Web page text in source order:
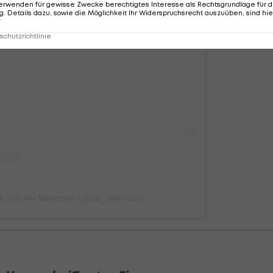
Beitrag auf Instagram an
für gewisse Zwecke berechtigtes Interesse als Rechtsgrundlage für
Details dazu, sowie die Möglichkeit Ihr Widerspruchsrecht auszuüben, sind